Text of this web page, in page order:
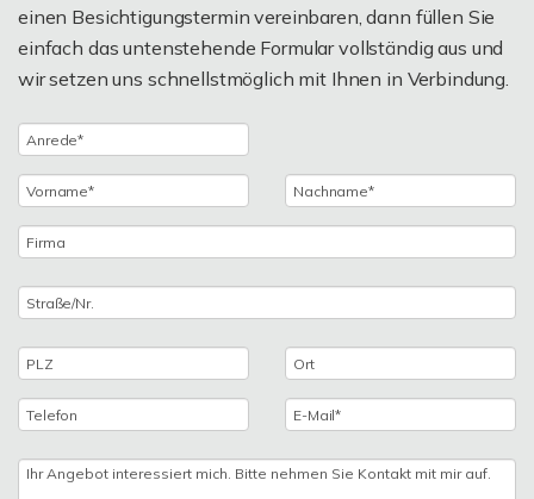
einen Besichtigungstermin vereinbaren, dann füllen Sie
einfach das untenstehende Formular vollständig aus und
wir setzen uns schnellstmöglich mit Ihnen in Verbindung.